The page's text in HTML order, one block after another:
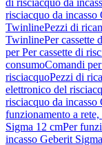
di risciacquo da
risciacquo da incasso
TwinlinePezzi di
TwinlinePer cassette
per Per cassette di
consumoComandi
risciacquoPezzi di
elettronico del
risciacquo da
funzionamento a
Sigma 12 cmPer
incasso Geberit